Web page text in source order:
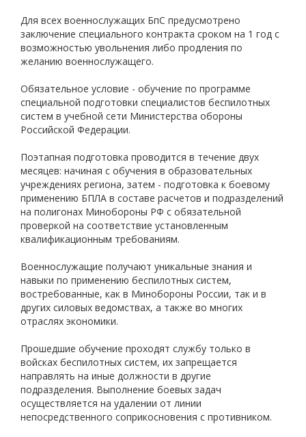
Для всех военнослужащих БпС предусмотрено
заключение специального контракта сроком на 1 год с
возможностью увольнения либо продления по
желанию военнослужащего.
Обязательное условие - обучение по программе
специальной подготовки специалистов беспилотных
систем в учебной сети Министерства обороны
Российской Федерации.
Поэтапная подготовка проводится в течение двух
месяцев: начиная с обучения в образовательных
учреждениях региона, затем - подготовка к боевому
применению БПЛА в составе расчетов и подразделений
на полигонах Минобороны РФ с обязательной
проверкой на соответствие установленным
квалификационным требованиям.
Военнослужащие получают уникальные знания и
навыки по применению беспилотных систем,
востребованные, как в Минобороны России, так и в
других силовых ведомствах, а также во многих
отраслях экономики.
Прошедшие обучение проходят службу только в
войсках беспилотных систем, их запрещается
направлять на иные должности в другие
подразделения. Выполнение боевых задач
осуществляется на удалении от линии
непосредственного соприкосновения с противником.